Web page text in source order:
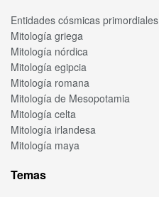
Entidades cósmicas primordiales
Mitología griega
Mitología nórdica
Mitología egipcia
Mitología romana
Mitología de Mesopotamia
Mitología celta
Mitología irlandesa
Mitología maya
Temas